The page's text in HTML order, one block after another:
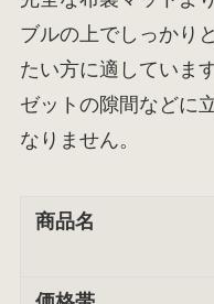
ブルの上でしっかり
たい方に適していま
ゼットの隙間などに
なりません。
商品名